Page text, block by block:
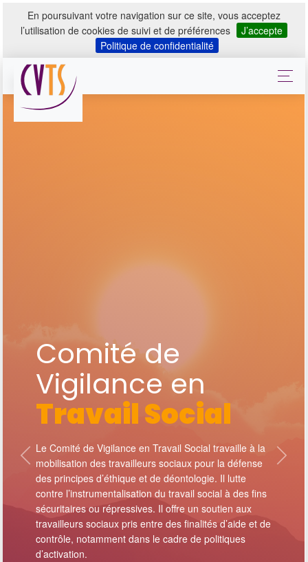
En poursuivant votre navigation sur ce site, vous acceptez
l’utilisation de cookies de suivi et de préférences
J’accepte
Politique de confidentialité
Comité de
Vigilance en
Travail Social
Le Comité de Vigilance en Travail Social travaille à la
mobilisation des travailleurs sociaux pour la défense
des principes d’éthique et de déontologie. Il lutte
contre l’instrumentalisation du travail social à des fins
sécuritaires ou répressives. Il offre un soutien aux
travailleurs sociaux pris entre des finalités d’aide et de
contrôle, notamment dans le cadre de politiques
d’activation.